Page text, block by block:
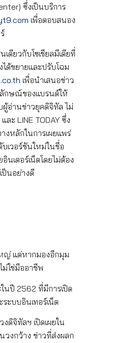
ซึ่งเป็นบริการ
เพื่อตอบสนอง
ดียวกับโซเชียลมีเดียที่
ด้ขยายและปรับโฉม
เพื่อนำเสนอข่าว
ลักษณ์ของแบรนด์ให้
ผู้อ่านข่าวยุคดิจิทัล ไม่
ะ LINE TODAY ซึ่ง
หลักในการเผยแพร่
เวอร์ชันใหม่ในชื่อ
นเตอร์เน็ตโดยไม่ต้อง
ป็นอย่างดี
ญ่ แต่หากมองอีกมุม
ใช่มืออาชีพ
นปี 2562 ที่มีการเปิด
ะบบอินเทอร์เน็ต
จิทัลฯ เปิดเผยใน
วงกว้าง ข่าวที่ส่งผลก